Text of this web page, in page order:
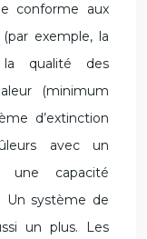
conforme aux
exemple, la
la qualité des
(minimum
d’extinction
avec un
une capacité
Un système de
un plus. Les